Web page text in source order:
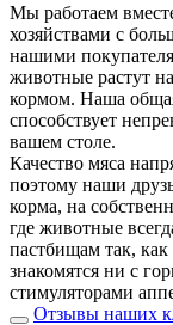
Мы работаем
хозяйствами с
нашими
животные растут
кормом. Наша
способствует
вашем столе.
Качество мяса
поэтому наши
корма, на
где животные
пастбищам так,
знакомятся ни с
стимуляторами
Отзывы наших